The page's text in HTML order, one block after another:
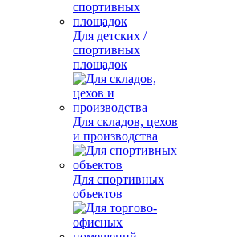
Для детских /
спортивных
площадок
Для складов, цехов
и производства
Для спортивных
объектов